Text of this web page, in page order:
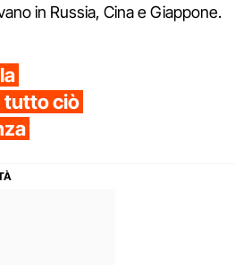
in Russia, Cina e Giappone.
tutto ciò